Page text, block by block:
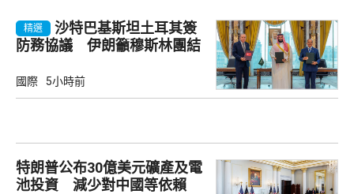
精選
沙特巴基斯坦土耳其簽
防務協議 伊朗籲穆斯林團結
國際 5小時前
特朗普公布30億美元礦產及電
池投資 減少對中國等依賴